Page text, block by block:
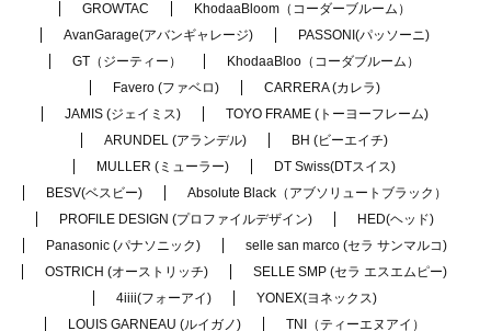
GROWTAC
KhodaaBloom（コーダーブルーム）
AvanGarage(アバンギャレージ)
PASSONI(パッソーニ)
GT（ジーティー）
KhodaaBloo（コーダブルーム）
Favero (ファベロ)
CARRERA (カレラ)
JAMIS (ジェイミス)
TOYO FRAME (トーヨーフレーム)
ARUNDEL (アランデル)
BH (ビーエイチ)
MULLER (ミューラー)
DT Swiss(DTスイス)
BESV(ベスビー)
Absolute Black（アブソリュートブラック）
PROFILE DESIGN (プロファイルデザイン)
HED(ヘッド)
Panasonic (パナソニック)
selle san marco (セラ サンマルコ)
OSTRICH (オーストリッチ)
SELLE SMP (セラ エスエムピー)
4iiii(フォーアイ)
YONEX(ヨネックス)
LOUIS GARNEAU (ルイガノ)
TNI（ティーエヌアイ）